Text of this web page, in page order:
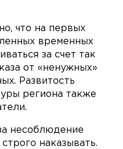
что на первых
временных
за счет так
от «ненужных»
Развитость
региона также
несоблюдение
наказывать.